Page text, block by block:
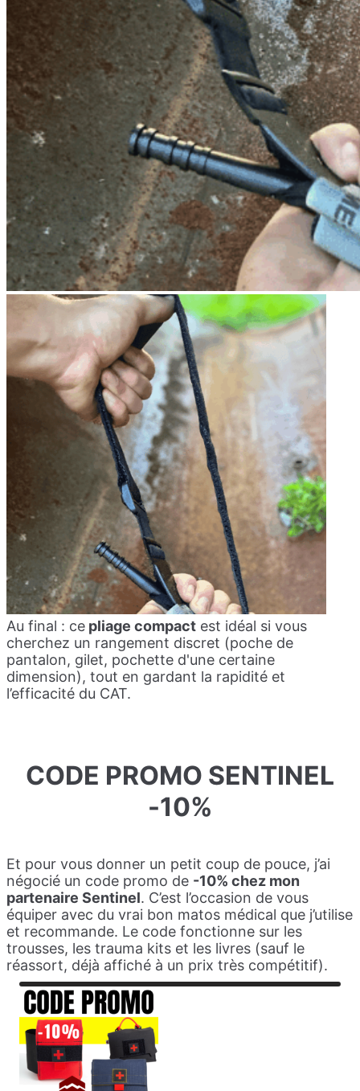
Au final : ce pliage compact est idéal si vous
cherchez un rangement discret (poche de
pantalon, gilet, pochette d'une certaine
dimension), tout en gardant la rapidité et
l’efficacité du CAT.
CODE PROMO SENTINEL
-10%
Et pour vous donner un petit coup de pouce, j’ai
négocié un code promo de -10% chez mon
partenaire Sentinel. C’est l’occasion de vous
équiper avec du vrai bon matos médical que j’utilise
et recommande. Le code fonctionne sur les
trousses, les trauma kits et les livres (sauf le
réassort, déjà affiché à un prix très compétitif).